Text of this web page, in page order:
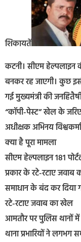
शिकायतें
कटनी। सीएम
बनकर रह जाएगी। कुछ
गई मुख्यमंत्री की
“कॉपी-पेस्ट” खेल के
अधीक्षक अभिनय
क्या है पूरा मामला
सीएम हेल्पलाइन 181
प्रकार के रटे-रटाए जवाब
समाधान के बंद कर दिया
रटे-रटाए जवाब का खेल
आमतौर पर पुलिस थानों
थाना प्रभारियों ने